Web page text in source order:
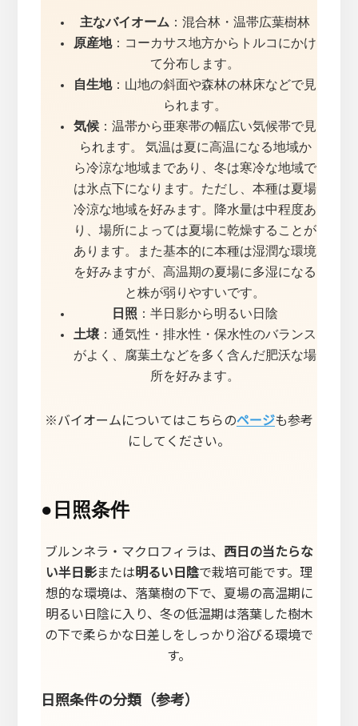
主なバイオーム ：混合林・温帯広葉樹林
原産地：コーカサス地方からトルコにかけ
て分布します。
自生地：山地の斜面や森林の林床などで見
られます。
気候 ：温帯から亜寒帯の幅広い気候帯で見
られます。 気温は夏に高温になる地域か
ら冷涼な地域まであり、冬は寒冷な地域で
は氷点下になります。ただし、本種は夏場
冷涼な地域を好みます。降水量は中程度あ
り、場所によっては夏場に乾燥することが
あります。また基本的に本種は湿潤な環境
を好みますが、高温期の夏場に多湿になる
と株が弱りやすいです。
日照 ：半日影から明るい日陰
土壌 ：通気性・排水性・保水性のバランス
がよく、腐葉土などを多く含んだ肥沃な場
所を好みます。
※バイオームについてはこちらのページも参考
にしてください。
● 日照条件
ブルンネラ・マクロフィラは、 西日の当たらな
い半日影または明るい日陰で栽培可能です。理
想的な環境は、落葉樹の下で、夏場の高温期に
明るい日陰に入り、冬の低温期は落葉した樹木
の下で柔らかな日差しをしっかり浴びる環境で
す。
日照条件の分類（参考）